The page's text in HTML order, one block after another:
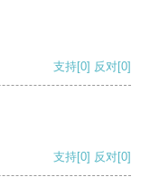
支持[0] 反对[0]
支持[0] 反对[0]